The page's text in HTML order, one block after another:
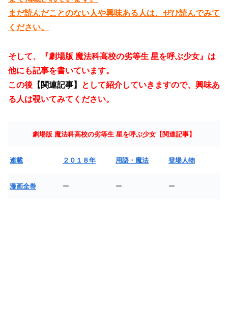
まだ読んだことのない人や興味ある人は、ぜひ読んでみて
ください。
そして、『劇場版 魔法科高校の劣等生 星を呼ぶ少女』は
他にも記事を書いています。
この後 【関連記事】
として紹介していきますので、興味あ
る人は覗いてみてください。
劇場版 魔法科高校の劣等生 星を呼ぶ少女【関連記事】
連載 ２０１８年 用語・魔法 登場人物
漫画全巻 ー ー ー